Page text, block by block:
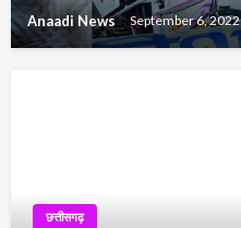
Anaadi News September 6, 2022
छत्तीसगढ़